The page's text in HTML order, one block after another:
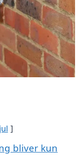
bliver kun